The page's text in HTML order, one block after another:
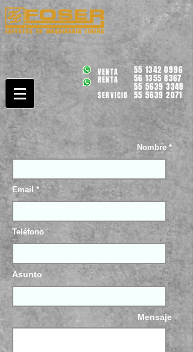
VENTA
RENTA
SERVICIO
55 1342 0996
56 1355 8367
55 5639 3348
55 5639 2071
Nombre *
Email *
Teléfono
Asunto
Mensaje